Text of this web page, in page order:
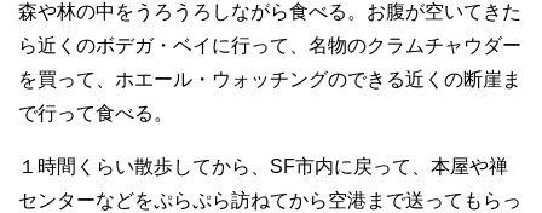
森や林の中をうろうろしながら食べる。お腹が空いてきた
ら近くのボデガ・ベイに行って、名物のクラムチャウダー
を買って、ホエール・ウォッチングのできる近くの断崖ま
で行って食べる。
１時間くらい散歩してから、SF市内に戻って、本屋や禅
センターなどをぷらぷら訪ねてから空港まで送ってもらっ